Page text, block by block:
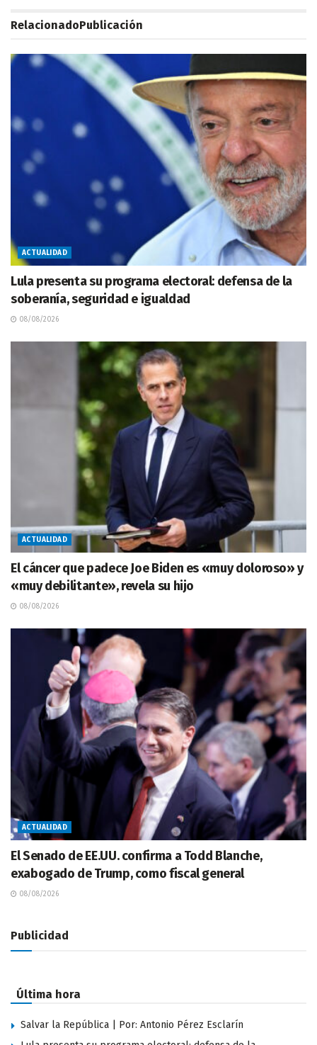
RelacionadoPublicación
ACTUALIDAD
Lula presenta su programa electoral: defensa de la
soberanía, seguridad e igualdad
08/08/2026
ACTUALIDAD
El cáncer que padece Joe Biden es «muy doloroso» y
«muy debilitante», revela su hijo
08/08/2026
ACTUALIDAD
El Senado de EE.UU. confirma a Todd Blanche,
exabogado de Trump, como fiscal general
08/08/2026
Publicidad
Última hora
Salvar la República | Por: Antonio Pérez Esclarín